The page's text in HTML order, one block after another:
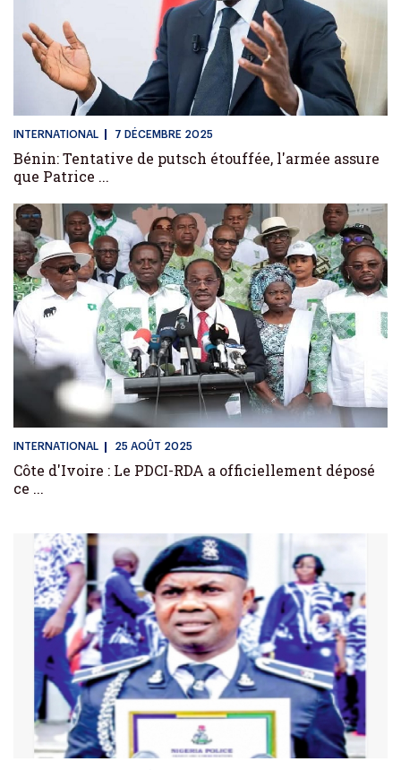
INTERNATIONAL 7 DÉCEMBRE 2025
Bénin: Tentative de putsch étouffée, l'armée assure
que Patrice ...
INTERNATIONAL 25 AOÛT 2025
Côte d'Ivoire : Le PDCI-RDA a officiellement déposé
ce ...